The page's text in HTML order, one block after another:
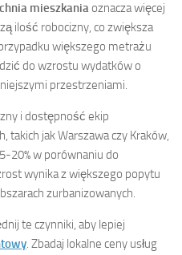
mieszkaniaoznacza więcej
ilość robocizny, co zwiększa
większego metrażu
do wzrostu wydatków o
przestrzeniami.
i dostępność ekip
takich jak Warszawa czy Kraków,
20% w porównaniu do
wynika z większego popytu
zurbanizowanych.
te czynniki, aby lepiej
. Zbadaj lokalne ceny usług